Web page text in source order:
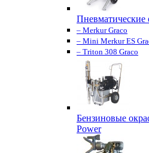
Пневматические
– Merkur Graco
– Mini Merkur ES
– Triton 308 Graco
Бензиновые
Power